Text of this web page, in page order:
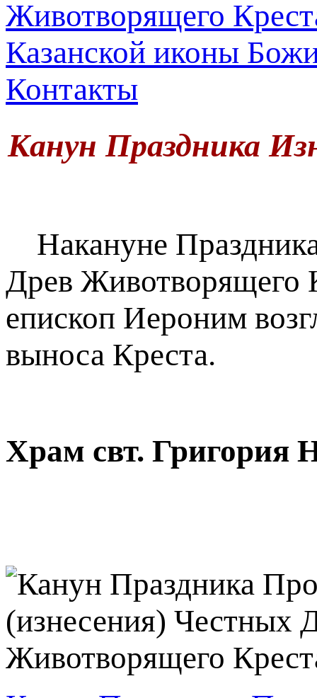
Казанской иконы
Контакты
Канун Праздника
Накануне
Древ Животворящего
епископ Иероним
выноса Креста.
Храм свт. Григория